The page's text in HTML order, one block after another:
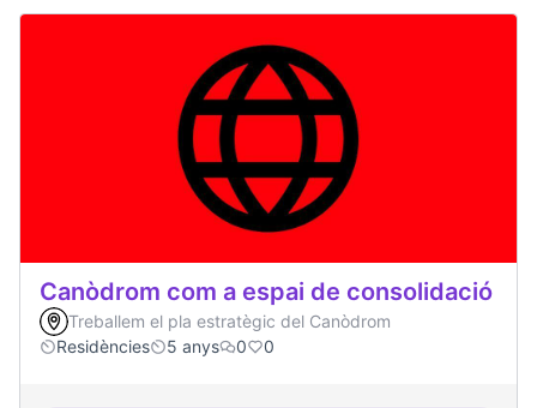
Canòdrom com a espai de consolidació
Treballem el pla estratègic del Canòdrom
Residències
5 anys 0 0